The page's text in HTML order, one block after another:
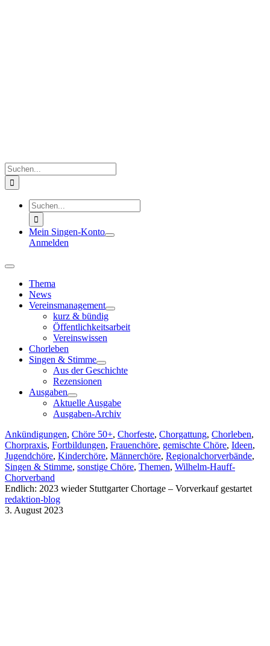
Suche
nach:
Suche
nach:
Mein Singen-Konto
Anmelden
Toggle
NavigationThema
News
Vereinsmanagement
kurz & bündig
Öffentlichkeitsarbeit
Vereinswissen
Chorleben
Singen & Stimme
Aus der Geschichte
Rezensionen
Ausgaben
Aktuelle Ausgabe
Ausgaben-Archiv
Ankündigungen, Chöre 50+, Chorfeste, Chorgattung, Chorleben,
Chorpraxis, Fortbildungen, Frauenchöre, gemischte Chöre, Ideen,
Jugendchöre, Kinderchöre, Männerchöre, Regionalchorverbände,
Singen & Stimme, sonstige Chöre, Themen, Wilhelm-Hauff-
Chorverband
Endlich: 2023 wieder Stuttgarter Chortage – Vorverkauf gestartet
redaktion-blog
3. August 2023